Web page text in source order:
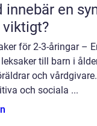
innebär en
för 2-3-åringar –
till barn i
och
och sociala ...